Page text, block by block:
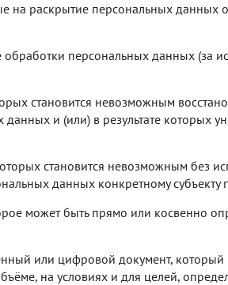
на раскрытие персональных данных
персональных данных (за
становится невозможным
и (или) в результате которых
становится невозможным без
данных конкретному субъекту
может быть прямо или косвенно
или цифровой документ, который
на условиях и для целей,